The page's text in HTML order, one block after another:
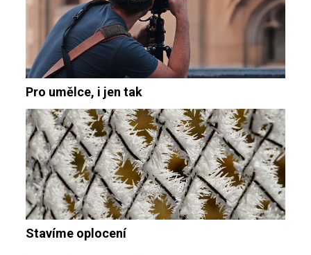
Pro umělce, i jen tak
Stavíme oplocení